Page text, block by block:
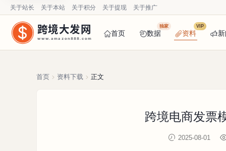
跨境大发网
www.amazon888.com
首页 数据
独家
资料
VIP
关于站长 关于本站 关于积分 关于提现 关于推广
首页 资料下载 正文
跨境电商发票
2025-08-01